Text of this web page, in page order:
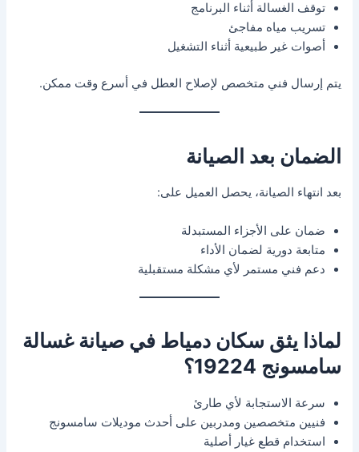
توقف الغسالة أثناء البرنامج
تسريب مياه مفاجئ
أصوات غير طبيعية أثناء التشغيل
يتم إرسال فني متخصص لإصلاح العطل في أسرع وقت ممكن.
الضمان بعد الصيانة
بعد انتهاء الصيانة، يحصل العميل على:
ضمان على الأجزاء المستبدلة
متابعة دورية لضمان الأداء
دعم فني مستمر لأي مشكلة مستقبلية
لماذا يثق سكان دمياط في صيانة غسالة
سامسونج 19224؟
سرعة الاستجابة لأي طارئ
فنيين متخصصين ومدربين على أحدث موديلات سامسونج
استخدام قطع غيار أصلية